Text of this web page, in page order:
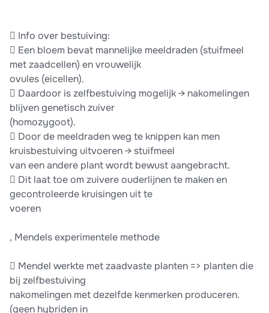
 Info over bestuiving:
 Een bloem bevat mannelijke meeldraden (stuifmeel
met zaadcellen) en vrouwelijk
ovules (eicellen).
 Daardoor is zelfbestuiving mogelijk → nakomelingen
blijven genetisch zuiver
(homozygoot).
 Door de meeldraden weg te knippen kan men
kruisbestuiving uitvoeren → stuifmeel
van een andere plant wordt bewust aangebracht.
 Dit laat toe om zuivere ouderlijnen te maken en
gecontroleerde kruisingen uit te
voeren
, Mendels experimentele methode
 Mendel werkte met zaadvaste planten => planten die
bij zelfbestuiving
nakomelingen met dezelfde kenmerken produceren.
(geen hybriden in